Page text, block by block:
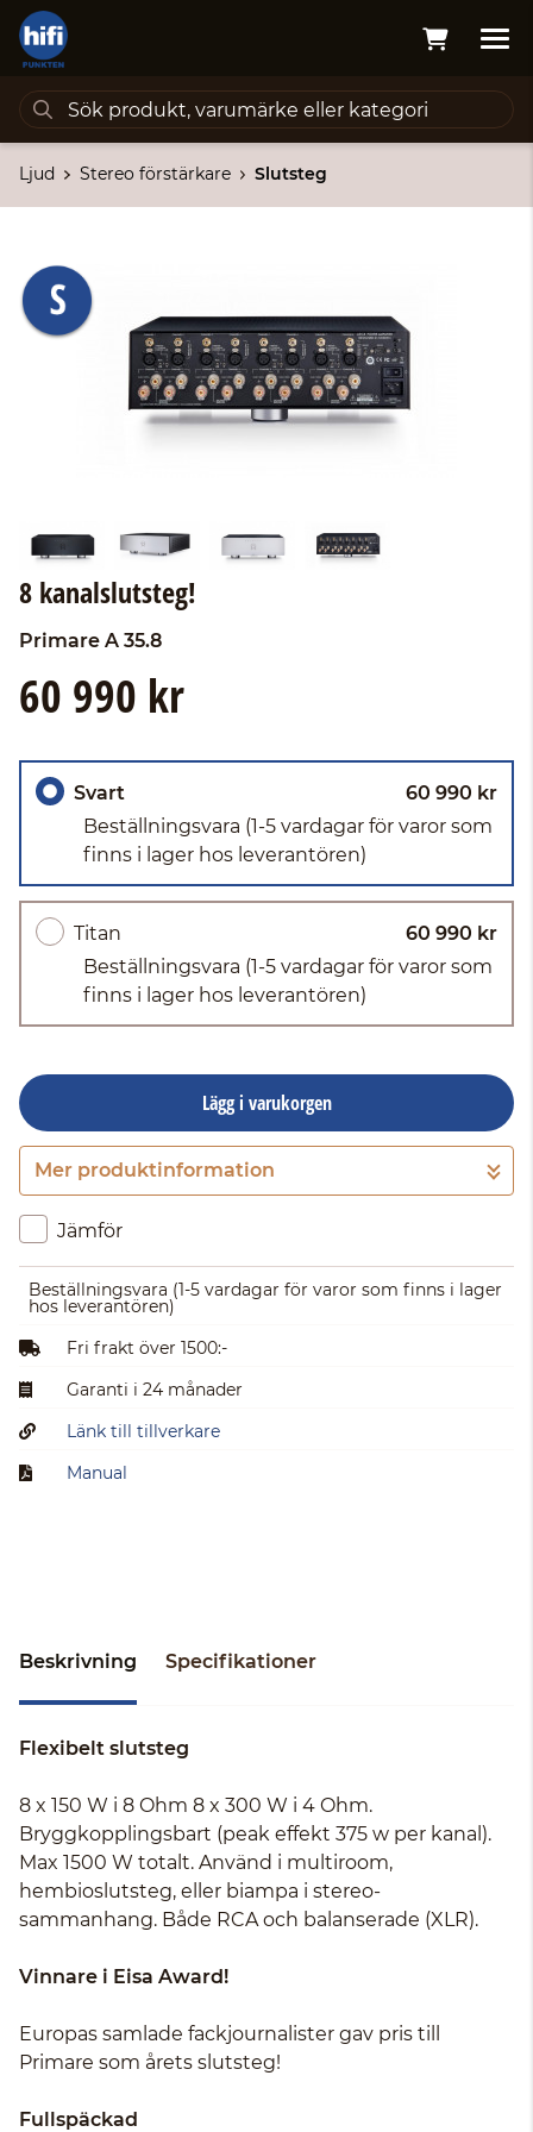
Ljud Stereo förstärkare Slutsteg
8 kanalslutsteg!
Primare A 35.8
60 990 kr
Svart
60 990 kr
Beställningsvara (1-5 vardagar för varor som
finns i lager hos leverantören)
Titan
60 990 kr
Beställningsvara (1-5 vardagar för varor som
finns i lager hos leverantören)
Lägg i varukorgen
Gå till kassan
Mer produktinformation
Jämför
Beställningsvara (1-5 vardagar för varor som finns i lager
hos leverantören)
Fri frakt över 1500:-
Garanti i 24 månader
Länk till tillverkare
Manual
Beskrivning Specifikationer
Flexibelt slutsteg
8 x 150 W i 8 Ohm 8 x 300 W i 4 Ohm.
Bryggkopplingsbart (peak effekt 375 w per kanal).
Max 1500 W totalt. Använd i multiroom,
hembioslutsteg, eller biampa i stereo-
sammanhang. Både RCA och balanserade (XLR).
Vinnare i Eisa Award!
Europas samlade fackjournalister gav pris till
Primare som årets slutsteg!
Fullspäckad